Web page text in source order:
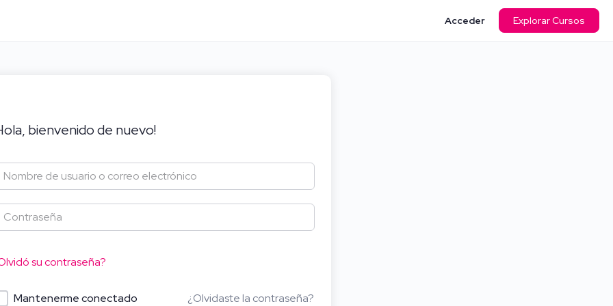
Acceder Explorar Cursos
bienvenido de nuevo!
su contraseña?
Mantenerme conectado ¿Olvidaste la contraseña?